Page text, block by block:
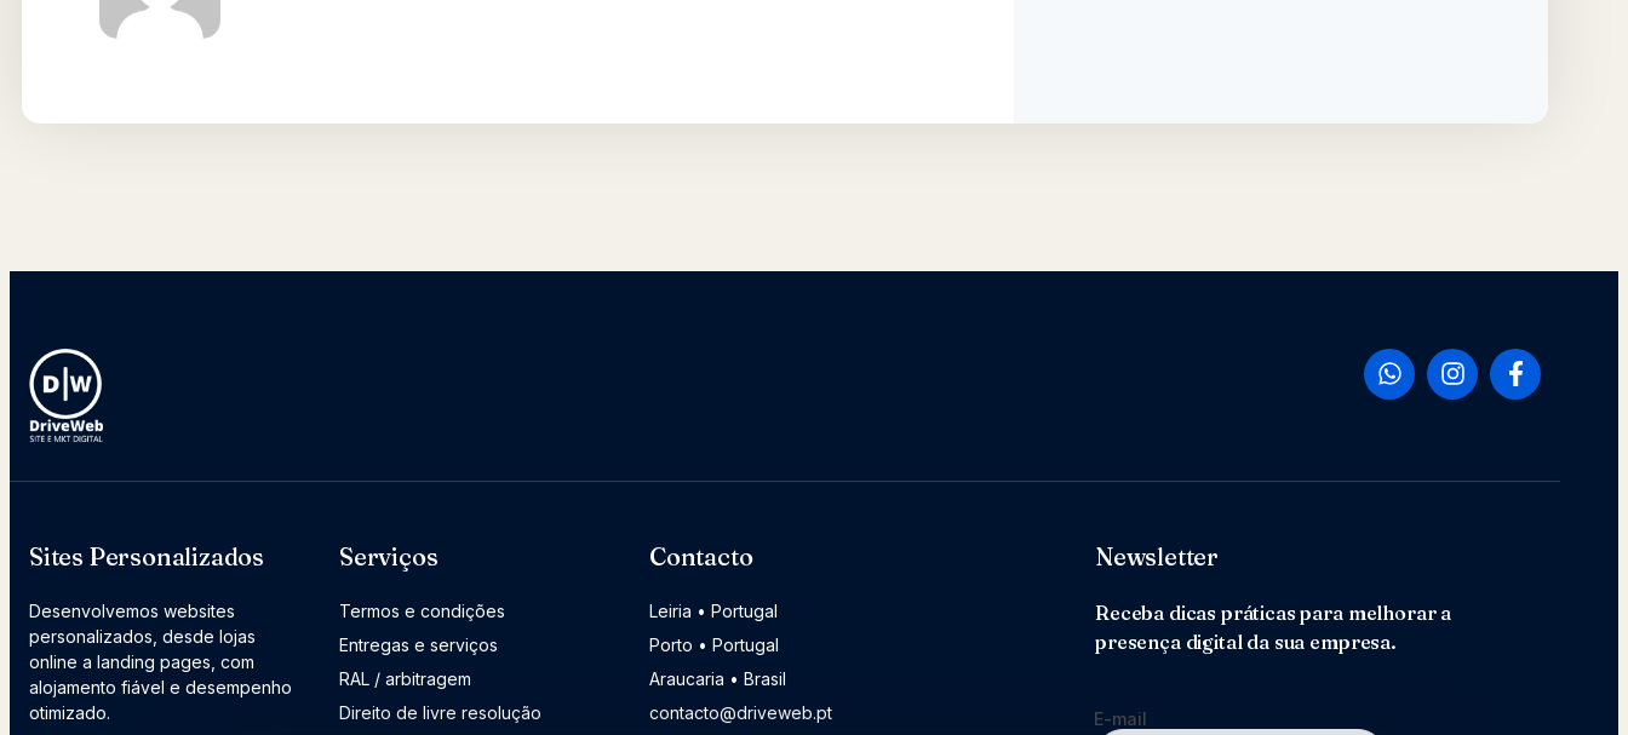
Sites Personalizados
Desenvolvemos websites
personalizados, desde lojas
online a landing pages, com
alojamento fiável e desempenho
otimizado.
Serviços
Termos e condições
Entregas e serviços
RAL / arbitragem
Direito de livre resolução
Contacto
Leiria • Portugal
Porto • Portugal
Araucaria • Brasil
contacto@driveweb.pt
Newsletter
Receba dicas práticas para melhorar a
presença digital da sua empresa.
E-mail